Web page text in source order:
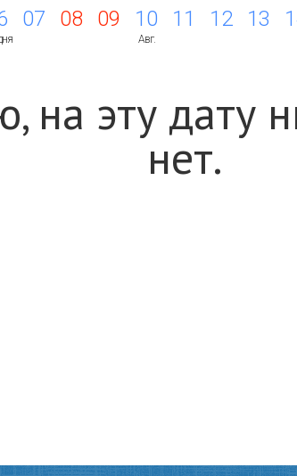
07 08 09 10
Авг.
11 12 13
на эту дату
нет.